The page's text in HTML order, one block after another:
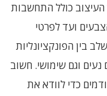
העיצוב כולל התחשבות
ועד לפרטי
בין הפונקציונליות
וגם שימושי. חשוב
כדי לוודא את